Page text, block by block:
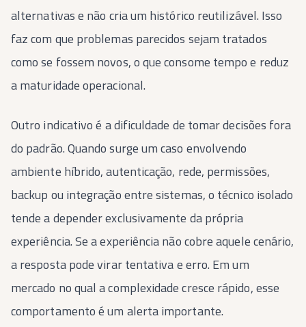
alternativas e não cria um histórico reutilizável. Isso
faz com que problemas parecidos sejam tratados
como se fossem novos, o que consome tempo e reduz
a maturidade operacional.
Outro indicativo é a dificuldade de tomar decisões fora
do padrão. Quando surge um caso envolvendo
ambiente híbrido, autenticação, rede, permissões,
backup ou integração entre sistemas, o técnico isolado
tende a depender exclusivamente da própria
experiência. Se a experiência não cobre aquele cenário,
a resposta pode virar tentativa e erro. Em um
mercado no qual a complexidade cresce rápido, esse
comportamento é um alerta importante.